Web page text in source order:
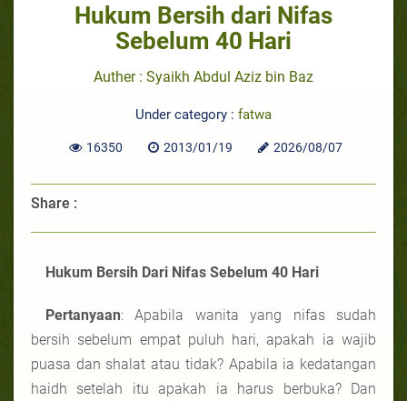
Hukum Bersih dari Nifas
Sebelum 40 Hari
Auther : Syaikh Abdul Aziz bin Baz
Under category : fatwa
16350 2013/01/19 2026/08/07
Share :
Hukum Bersih Dari Nifas Sebelum 40 Hari
Pertanyaan: Apabila wanita yang nifas sudah
bersih sebelum empat puluh hari, apakah ia wajib
puasa dan shalat atau tidak? Apabila ia kedatangan
haidh setelah itu apakah ia harus berbuka? Dan